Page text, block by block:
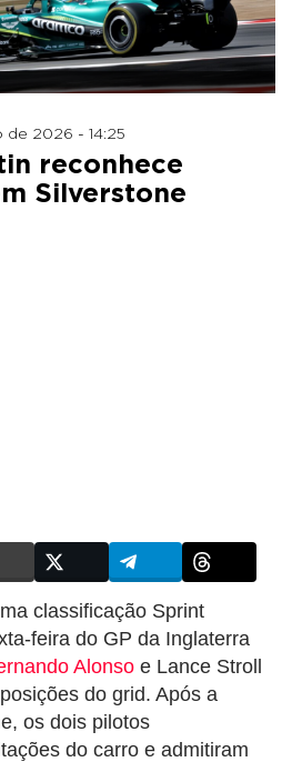
de 2026 - 14:25
reconhece
Silverstone
classificação Sprint
feira do GP da Inglaterra
Alonso e Lance Stroll
do grid. Após a
os dois pilotos
do carro e admitiram